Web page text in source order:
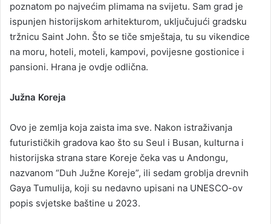
poznatom po najvećim plimama na svijetu. Sam grad je
ispunjen historijskom arhitekturom, uključujući gradsku
tržnicu Saint John. Što se tiče smještaja, tu su vikendice
na moru, hoteli, moteli, kampovi, povijesne gostionice i
pansioni. Hrana je ovdje odlična.
Južna Koreja
Ovo je zemlja koja zaista ima sve. Nakon istraživanja
futurističkih gradova kao što su Seul i Busan, kulturna i
historijska strana stare Koreje čeka vas u Andongu,
nazvanom “Duh Južne Koreje”, ili sedam groblja drevnih
Gaya Tumulija, koji su nedavno upisani na UNESCO-ov
popis svjetske baštine u 2023.